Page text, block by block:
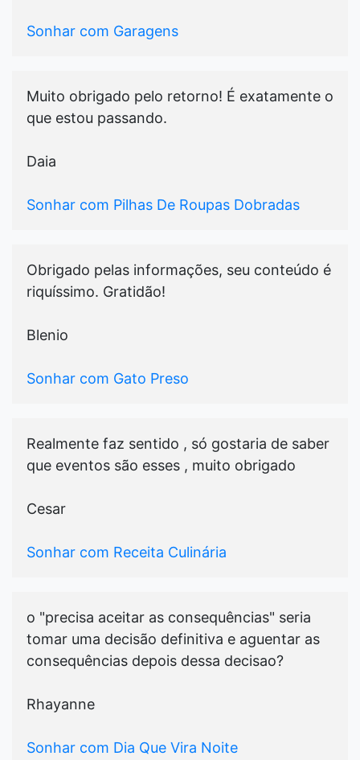
Sonhar com Garagens
Muito obrigado pelo retorno! É exatamente o
que estou passando.
Daia
Sonhar com Pilhas De Roupas Dobradas
Obrigado pelas informações, seu conteúdo é
riquíssimo. Gratidão!
Blenio
Sonhar com Gato Preso
Realmente faz sentido , só gostaria de saber
que eventos são esses , muito obrigado
Cesar
Sonhar com Receita Culinária
o "precisa aceitar as consequências" seria
tomar uma decisão definitiva e aguentar as
consequências depois dessa decisao?
Rhayanne
Sonhar com Dia Que Vira Noite